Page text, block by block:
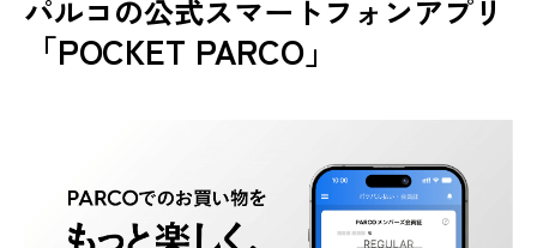
パルコの公式スマートフォンアプリ
「POCKET PARCO」